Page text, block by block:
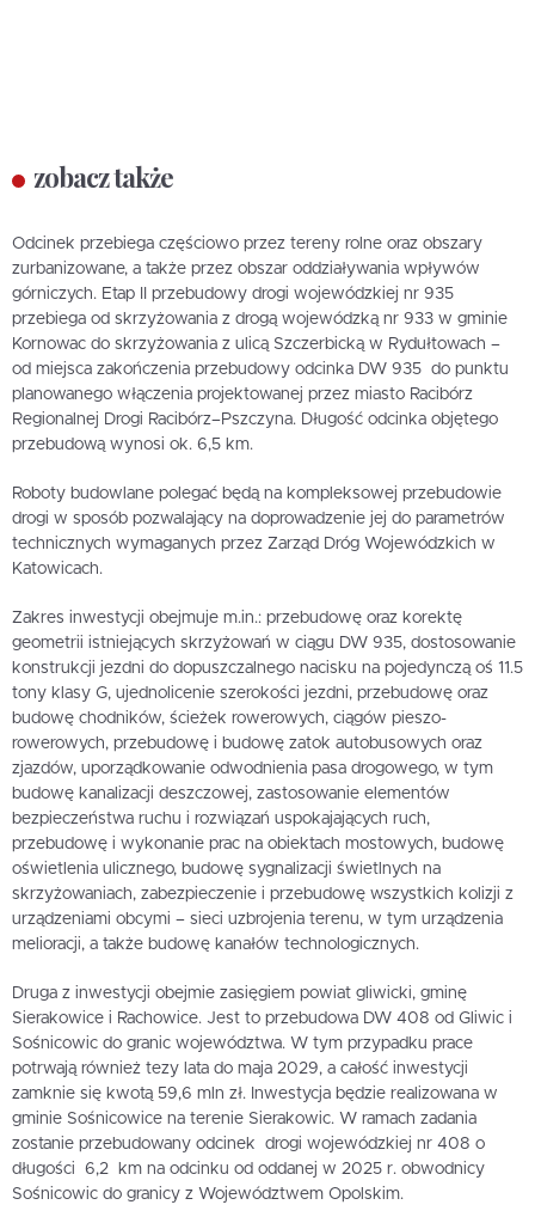
zobacz także
Odcinek przebiega częściowo przez tereny rolne oraz obszary
zurbanizowane, a także przez obszar oddziaływania wpływów
górniczych. Etap II przebudowy drogi wojewódzkiej nr 935
przebiega od skrzyżowania z drogą wojewódzką nr 933 w gminie
Kornowac do skrzyżowania z ulicą Szczerbicką w Rydułtowach –
od miejsca zakończenia przebudowy odcinka DW 935 do punktu
planowanego włączenia projektowanej przez miasto Racibórz
Regionalnej Drogi Racibórz–Pszczyna. Długość odcinka objętego
przebudową wynosi ok. 6,5 km.
Roboty budowlane polegać będą na kompleksowej przebudowie
drogi w sposób pozwalający na doprowadzenie jej do parametrów
technicznych wymaganych przez Zarząd Dróg Wojewódzkich w
Katowicach.
Zakres inwestycji obejmuje m.in.: przebudowę oraz korektę
geometrii istniejących skrzyżowań w ciągu DW 935, dostosowanie
konstrukcji jezdni do dopuszczalnego nacisku na pojedynczą oś 11.5
tony klasy G, ujednolicenie szerokości jezdni, przebudowę oraz
budowę chodników, ścieżek rowerowych, ciągów pieszo-
rowerowych, przebudowę i budowę zatok autobusowych oraz
zjazdów, uporządkowanie odwodnienia pasa drogowego, w tym
budowę kanalizacji deszczowej, zastosowanie elementów
bezpieczeństwa ruchu i rozwiązań uspokajających ruch,
przebudowę i wykonanie prac na obiektach mostowych, budowę
oświetlenia ulicznego, budowę sygnalizacji świetlnych na
skrzyżowaniach, zabezpieczenie i przebudowę wszystkich kolizji z
urządzeniami obcymi – sieci uzbrojenia terenu, w tym urządzenia
melioracji, a także budowę kanałów technologicznych.
Druga z inwestycji obejmie zasięgiem powiat gliwicki, gminę
Sierakowice i Rachowice. Jest to przebudowa DW 408 od Gliwic i
Sośnicowic do granic województwa. W tym przypadku prace
potrwają również tezy lata do maja 2029, a całość inwestycji
zamknie się kwotą 59,6 mln zł. Inwestycja będzie realizowana w
gminie Sośnicowice na terenie Sierakowic. W ramach zadania
zostanie przebudowany odcinek drogi wojewódzkiej nr 408 o
długości 6,2 km na odcinku od oddanej w 2025 r. obwodnicy
Sośnicowic do granicy z Województwem Opolskim.